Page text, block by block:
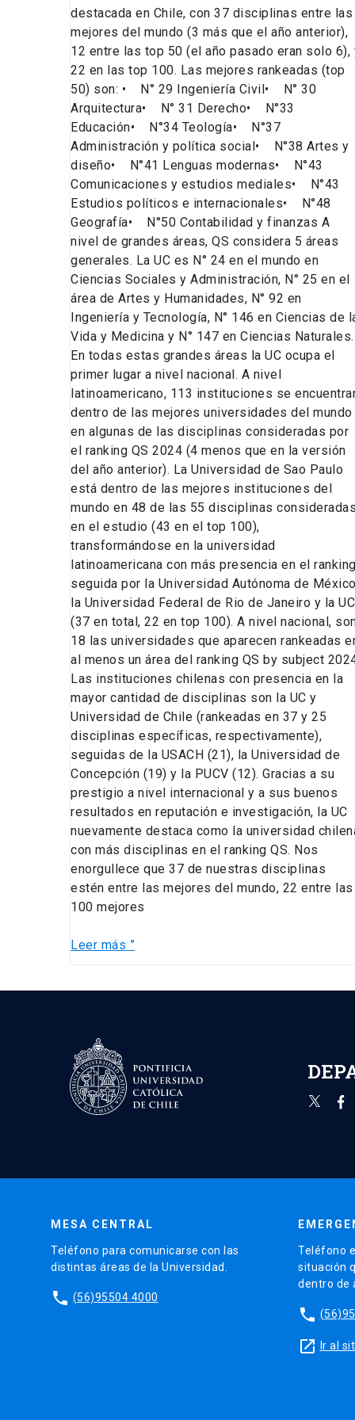
destacada en Chile, con 37 disciplinas entre las
mejores del mundo (3 más que el año anterior),
12 entre las top 50 (el año pasado eran solo 6),
22 en las top 100. Las mejores rankeadas (top
50) son: • N° 29 Ingeniería Civil• N° 30
Arquitectura• N° 31 Derecho• N°33
Educación• N°34 Teología• N°37
Administración y política social• N°38 Artes y
diseño• N°41 Lenguas modernas• N°43
Comunicaciones y estudios mediales• N°43
Estudios políticos e internacionales• N°48
Geografía• N°50 Contabilidad y finanzas A
nivel de grandes áreas, QS considera 5 áreas
generales. La UC es N° 24 en el mundo en
Ciencias Sociales y Administración, N° 25 en el
área de Artes y Humanidades, N° 92 en
Ingeniería y Tecnología, N° 146 en Ciencias de
Vida y Medicina y N° 147 en Ciencias Naturales.
En todas estas grandes áreas la UC ocupa el
primer lugar a nivel nacional. A nivel
latinoamericano, 113 instituciones se
dentro de las mejores universidades del mundo
en algunas de las disciplinas consideradas por
el ranking QS 2024 (4 menos que en la versión
del año anterior). La Universidad de Sao Paulo
está dentro de las mejores instituciones del
mundo en 48 de las 55 disciplinas
en el estudio (43 en el top 100),
transformándose en la universidad
latinoamericana con más presencia en el
seguida por la Universidad Autónoma de
la Universidad Federal de Rio de Janeiro y la UC
(37 en total, 22 en top 100). A nivel nacional,
18 las universidades que aparecen rankeadas
al menos un área del ranking QS by subject
Las instituciones chilenas con presencia en la
mayor cantidad de disciplinas son la UC y
Universidad de Chile (rankeadas en 37 y 25
disciplinas específicas, respectivamente),
seguidas de la USACH (21), la Universidad de
Concepción (19) y la PUCV (12). Gracias a su
prestigio a nivel internacional y a sus buenos
resultados en reputación e investigación, la UC
nuevamente destaca como la universidad
con más disciplinas en el ranking QS. Nos
enorgullece que 37 de nuestras disciplinas
estén entre las mejores del mundo, 22 entre las
100 mejores
Leer más ”
MESA CENTRAL
Teléfono para comunicarse con las
distintas áreas de la Universidad.
phone (56)95504 4000
Teléfono
situación
dentro de
phone
launch Ir al